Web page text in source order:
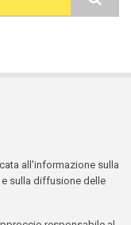
all'informazione sulla
sulla diffusione delle